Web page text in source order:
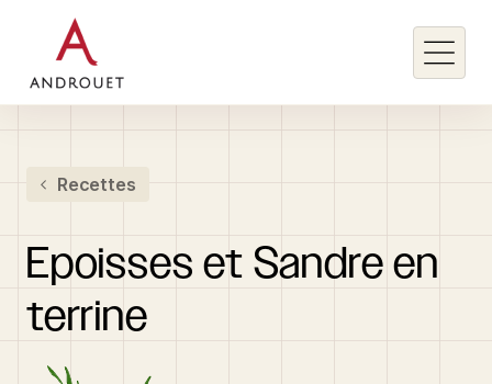
Rechercher un mot clé
Recettes
Epoisses et Sandre en
terrine